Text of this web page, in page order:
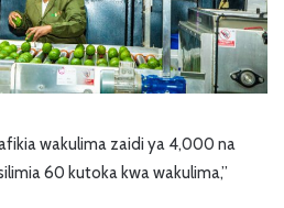
wakulima zaidi ya 4,000 na
60 kutoka kwa wakulima,”